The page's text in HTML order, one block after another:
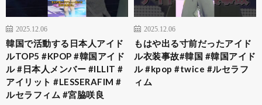
2025.12.06
韓国で活動する日本人アイド
ルTOP5 #KPOP #韓国アイド
ル #日本人メンバー #ILLIT #
アイリット #LESSERAFIM #
ルセラフィム #宮脇咲良
2025.12.06
もはや出る寸前だったアイド
ル衣装事故#韓国 #韓国アイド
ル #kpop #twice #ルセラフ
ィム